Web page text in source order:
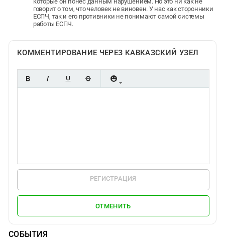
говорит о том, что человек не виновен. У нас как сторонники
ЕСПЧ, так и его противники не понимают самой системы
работы ЕСПЧ.
КОММЕНТИРОВАНИЕ ЧЕРЕЗ КАВКАЗСКИЙ УЗЕЛ
РЕГИСТРАЦИЯ
ОТМЕНИТЬ
СОБЫТИЯ